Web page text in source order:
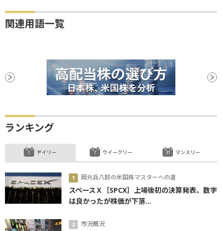
関連用語一覧
ランキング
デイリー
岡元兵八郎の米国株マスターへの道
スペースＸ［SPCX］上場後初の決算発表、数字
は良かったが株価が下落...
市況概況
ウイークリー マンスリー